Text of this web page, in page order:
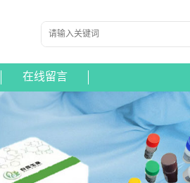
在线留言